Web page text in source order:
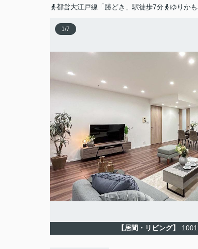
都営大江戸線「勝どき」駅徒歩7分
ゆりか
1/7
【居間・リビング】